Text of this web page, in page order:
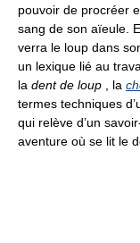
pouvoir de procréer
sang de son aïeule.
verra le loup dans
un lexique lié au
la dent de loup , la
termes techniques
qui relève d’un
aventure où se lit le